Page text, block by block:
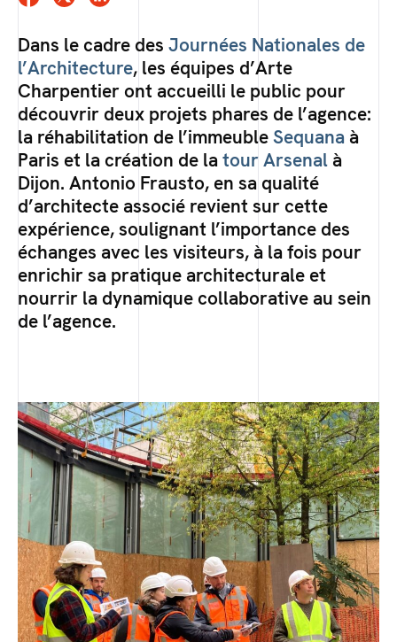
Dans le cadre des Journées Nationales de
l’Architecture, les équipes d’Arte
Charpentier ont accueilli le public pour
découvrir deux projets phares de l’agence:
la réhabilitation de l’immeubleSequana à
Paris et la création de latour Arsenal à
Dijon. Antonio Frausto, en sa qualité
d’architecte associé revient sur cette
expérience, soulignant l’importance des
échanges avec les visiteurs, à la fois pour
enrichir sa pratique architecturale et
nourrir la dynamique collaborative au sein
de l’agence.